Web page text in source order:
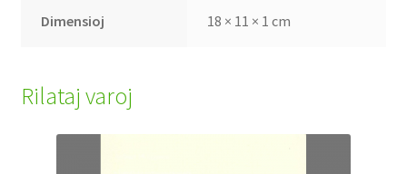
Dimensioj 18 × 11 × 1 cm
Rilataj varoj